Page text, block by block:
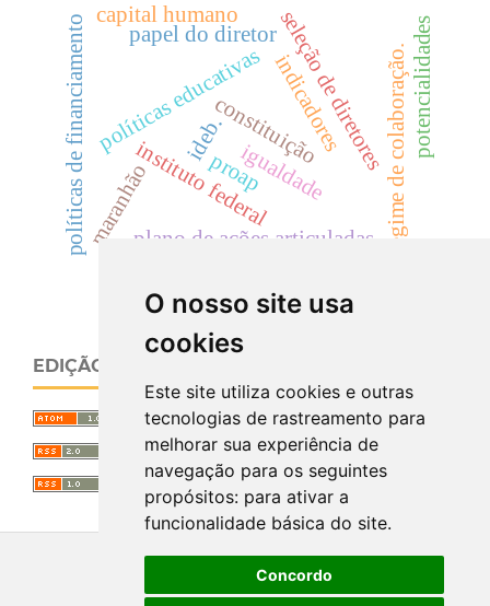
O nosso site usa
cookies
Este site utiliza cookies e outras
tecnologias de rastreamento para
melhorar sua experiência de
navegação para os seguintes
propósitos: para ativar a
funcionalidade básica do site.
Concordo
políticas educativas
igualdade
instituto federal
proap
políticas de financiamento constituiçãoseleção de diretores
indicadores regime de colaboração.
plano de ações articuladas
potencialidades
papel do diretor
capital humano
ideb.
maranhão
EDIÇÃO ATUAL